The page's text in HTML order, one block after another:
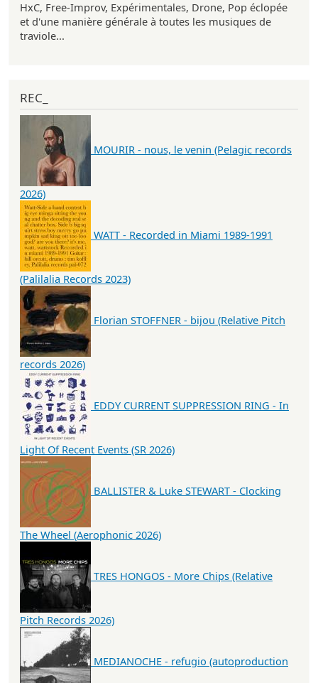
HxC, Free-Improv, Expérimentales, Drone, Pop éclopée
et d'une manière générale à toutes les musiques de
traviole...
REC_
MOURIR - nous, le venin (Pelagic records
2026)
WATT - Recorded in Miami 1989-1991
(Palilalia Records 2023)
Florian STOFFNER - bijou (Relative Pitch
records 2026)
EDDY CURRENT SUPPRESSION RING - In
Light Of Recent Events (SR 2026)
BALLISTER & Luke STEWART - Clocking
The Wheel (Aerophonic 2026)
TRES HONGOS - More Chips (Relative
Pitch Records 2026)
MEDIANOCHE - refugio (autoproduction